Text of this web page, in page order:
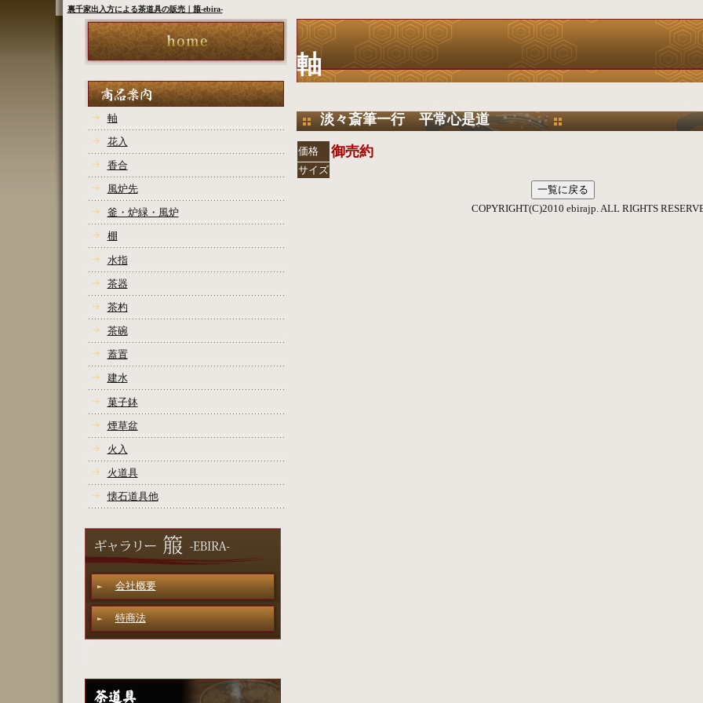
裏千家出入方による茶道具の販売｜箙-ebira-
軸
花入
香合
風炉先
釜・炉緑・風炉
棚
水指
茶器
茶杓
茶碗
蓋置
建水
菓子鉢
煙草盆
火入
火道具
懐石道具他
会社概要
特商法
軸
淡々斎筆一行 平常心是道
価格 御売約
サイズ
COPYRIGHT(C)2010 ebirajp. ALL RIGHTS